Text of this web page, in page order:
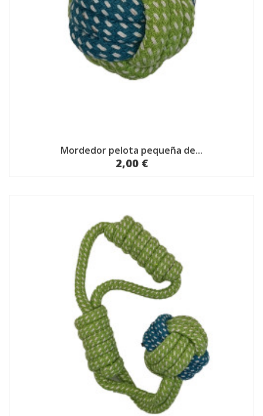
Mordedor pelota pequeña de...
2,00 €